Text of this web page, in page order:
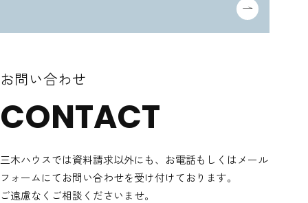
お問い合わせ
CONTACT
三木ハウスでは資料請求以外にも、 お電話もしくはメール
フォームにてお問い合わせを受け付けております。
ご遠慮なくご相談くださいませ。